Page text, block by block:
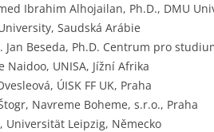
Ibrahim Alhojailan, Ph.D., DMU
Saudská Arábie
Jan Beseda, Ph.D. Centrum pro
Naidoo, UNISA, Jížní Afrika
ÚISK FF UK, Praha
Navreme Boheme, s.r.o., Praha
Universität Leipzig, Německo